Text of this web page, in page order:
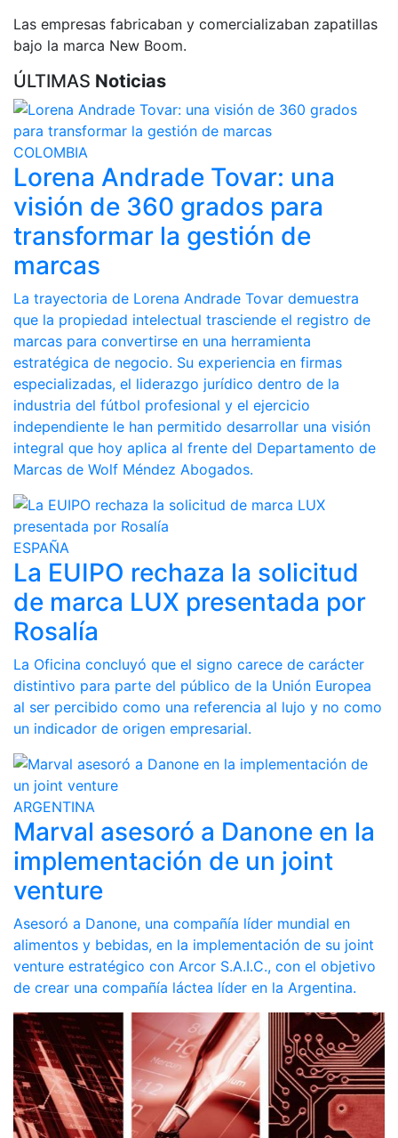
Las empresas fabricaban y comercializaban zapatillas
bajo la marca New Boom.
ÚLTIMAS Noticias
COLOMBIA
Lorena Andrade Tovar: una
visión de 360 grados para
transformar la gestión de
marcas
La trayectoria de Lorena Andrade Tovar demuestra
que la propiedad intelectual trasciende el registro de
marcas para convertirse en una herramienta
estratégica de negocio. Su experiencia en firmas
especializadas, el liderazgo jurídico dentro de la
industria del fútbol profesional y el ejercicio
independiente le han permitido desarrollar una visión
integral que hoy aplica al frente del Departamento de
Marcas de Wolf Méndez Abogados.
ESPAÑA
La EUIPO rechaza la solicitud
de marca LUX presentada por
Rosalía
La Oficina concluyó que el signo carece de carácter
distintivo para parte del público de la Unión Europea
al ser percibido como una referencia al lujo y no como
un indicador de origen empresarial.
ARGENTINA
Marval asesoró a Danone en la
implementación de un joint
venture
Asesoró a Danone, una compañía líder mundial en
alimentos y bebidas, en la implementación de su joint
venture estratégico con Arcor S.A.I.C., con el objetivo
de crear una compañía láctea líder en la Argentina.